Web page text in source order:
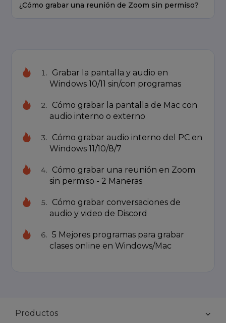
¿Cómo grabar una reunión de Zoom sin permiso?
Grabar la pantalla y audio en
Windows 10/11 sin/con programas
Cómo grabar la pantalla de Mac con
audio interno o externo
Cómo grabar audio interno del PC en
Windows 11/10/8/7
Cómo grabar una reunión en Zoom
sin permiso - 2 Maneras
Cómo grabar conversaciones de
audio y video de Discord
5 Mejores programas para grabar
clases online en Windows/Mac
Productos